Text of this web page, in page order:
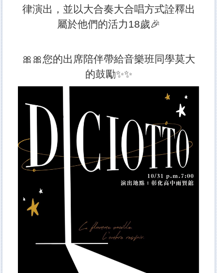
律演出，並以大合奏大合唱方式詮釋出
屬於他們的活力18歲🎉
🎀🎀您的出席陪伴帶給音樂班同學莫大
的鼓勵✨✨